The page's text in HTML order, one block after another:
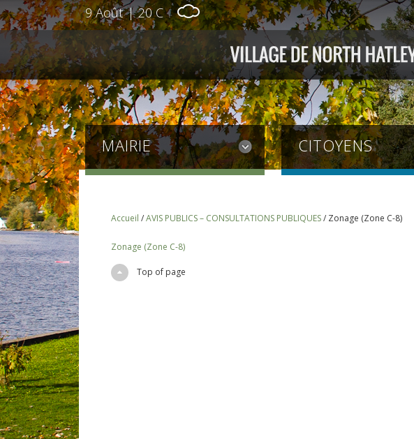
9 Août | 20 C
MAIRIE CITOYENS
Accueil /AVIS PUBLICS – CONSULTATIONS PUBLIQUES/ Zonage (Zone C-8)
Zonage (Zone C-8)
Top of page